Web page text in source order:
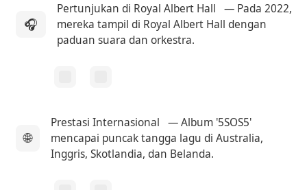
🎧
Pertunjukan di Royal Albert Hall
— Pada 2022,
mereka tampil di Royal Albert Hall dengan
paduan suara dan orkestra.
🌐
Prestasi Internasional
— Album '5SOS5'
mencapai puncak tangga lagu di Australia,
Inggris, Skotlandia, dan Belanda.